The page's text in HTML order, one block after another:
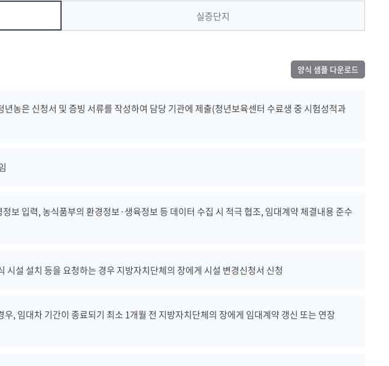
실증단지
양식 샘플 다운로드
농은 신청서 및 증빙 서류를 작성하여 담당 기관에 제출(청년보육센터 수료생 중 시험성적과
보 입력, 농식품부의 환경정보·생육정보 등 데이터 수집 시 적극 협조, 임대계약 체결내용 준수
시설 설치 등을 요청하는 경우 지방자치단체의 장에게 시설 변경신청서 신청
, 임대차 기간이 종료되기 최소 1개월 전 지방자치단체의 장에게 임대계약 갱신 또는 연장